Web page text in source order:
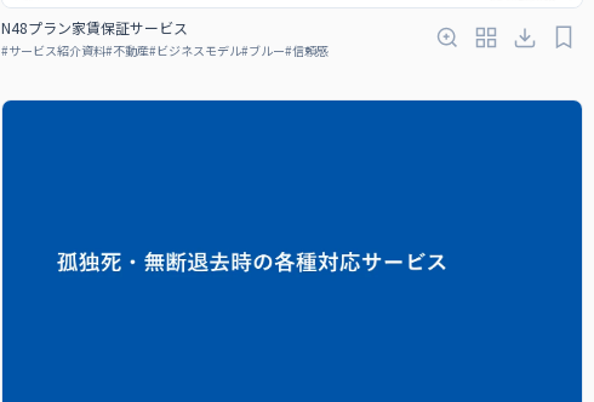
N48プラン家賃保証サービス
#サービス紹介資料#不動産#ビジネスモデル#ブルー#信頼感